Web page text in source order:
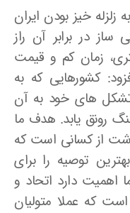
زلزله خیز بودن ایران
در برابر آن راز
زمان کم و قیمت
کشورهایی که به
تشکل های خود به آن
رونق یابد. هدف ما
از کسانی است که
توصیه را برای
اهمیت دارد اتحاد و
که عملا متولیان